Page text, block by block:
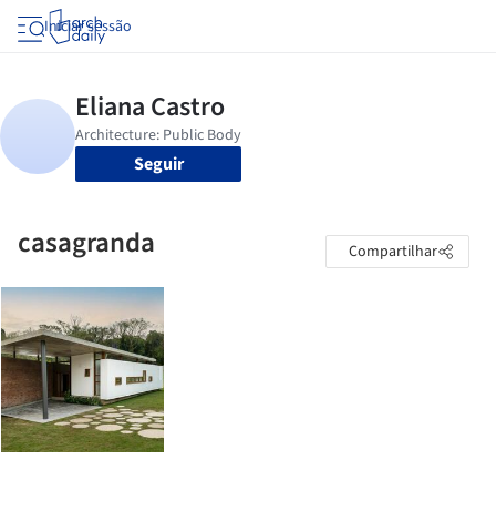
Iniciar sessão
Seguir
casagranda Compartilhar